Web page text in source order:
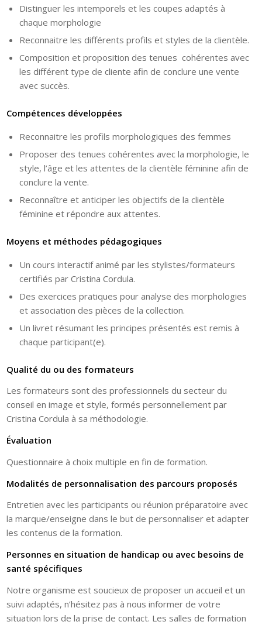
Distinguer les intemporels et les coupes adaptés à
chaque morphologie
Reconnaitre les différents profils et styles de la clientèle.
Composition et proposition des tenues cohérentes avec
les différent type de cliente afin de conclure une vente
avec succès.
Compétences développées
Reconnaitre les profils morphologiques des femmes
Proposer des tenues cohérentes avec la morphologie, le
style, l’âge et les attentes de la clientèle féminine afin de
conclure la vente.
Reconnaître et anticiper les objectifs de la clientèle
féminine et répondre aux attentes.
Moyens et méthodes pédagogiques
Un cours interactif animé par les stylistes/formateurs
certifiés par Cristina Cordula.
Des exercices pratiques pour analyse des morphologies
et association des pièces de la collection.
Un livret résumant les principes présentés est remis à
chaque participant(e).
Qualité du ou des formateurs
Les formateurs sont des professionnels du secteur du
conseil en image et style, formés personnellement par
Cristina Cordula à sa méthodologie.
Évaluation
Questionnaire à choix multiple en fin de formation.
Modalités de personnalisation des parcours proposés
Entretien avec les participants ou réunion préparatoire avec
la marque/enseigne dans le but de personnaliser et adapter
les contenus de la formation.
Personnes en situation de handicap ou avec besoins de
santé spécifiques
Notre organisme est soucieux de proposer un accueil et un
suivi adaptés, n’hésitez pas à nous informer de votre
situation lors de la prise de contact. Les salles de formation